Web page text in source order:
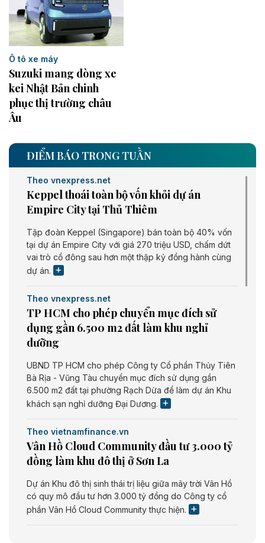
Ô tô xe máy
Suzuki mang dòng xe
kei Nhật Bản chinh
phục thị trường châu
Âu ​
ĐIỂM BÁO TRONG TUẦN
Theo vnexpress.net
Keppel thoái toàn bộ vốn khỏi dự án
Empire City tại Thủ Thiêm
Tập đoàn Keppel (Singapore) bán toàn bộ 40% vốn
tại dự án Empire City với giá 270 triệu USD, chấm dứt
vai trò cổ đông sau hơn một thập kỷ đồng hành cùng
dự án.
Theo vnexpress.net
TP HCM cho phép chuyển mục đích sử
dụng gần 6.500 m2 đất làm khu nghỉ
dưỡng
UBND TP HCM cho phép Công ty Cổ phần Thủy Tiên
Bà Rịa - Vũng Tàu chuyển mục đích sử dụng gần
6.500 m2 đất tại phường Rạch Dừa để làm dự án Khu
khách sạn nghỉ dưỡng Đại Dương.
Theo vietnamfinance.vn
Vân Hồ Cloud Community đầu tư 3.000 tỷ
đồng làm khu đô thị ở Sơn La
Dự án Khu đô thị sinh thái trị liệu giữa mây trời Vân Hồ
có quy mô đầu tư hơn 3.000 tỷ đồng do Công ty cổ
phần Vân Hồ Cloud Community thực hiện.